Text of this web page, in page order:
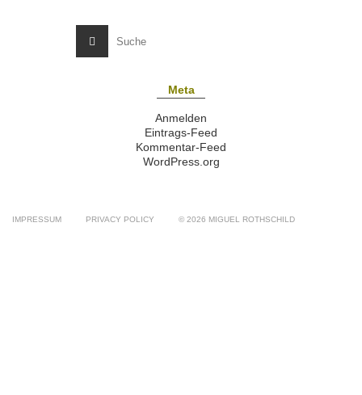
Meta
Anmelden
Eintrags-Feed
Kommentar-Feed
WordPress.org
IMPRESSUM PRIVACY POLICY © 2026 MIGUEL ROTHSCHILD